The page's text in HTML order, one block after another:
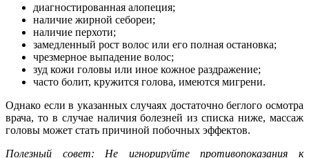
диагностированная алопеция;
наличие жирной себореи;
наличие перхоти;
замедленный рост волос или его полная остановка;
чрезмерное выпадение волос;
зуд кожи головы или иное кожное раздражение;
часто болит, кружится голова, имеются мигрени.
Однако если в указанных случаях достаточно беглого осмотра
врача, то в случае наличия болезней из списка ниже, массаж
головы может стать причиной побочных эффектов.
Полезный совет: Не игнорируйте противопоказания к